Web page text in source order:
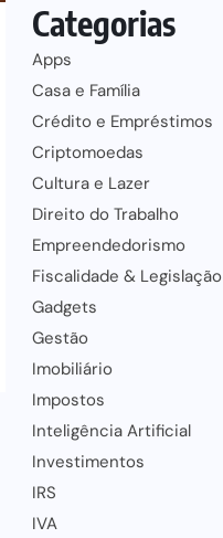
Categorias
Apps
Casa e Família
Crédito e Empréstimos
Criptomoedas
Cultura e Lazer
Direito do Trabalho
Empreendedorismo
Fiscalidade & Legislação
Gadgets
Gestão
Imobiliário
Impostos
Inteligência Artificial
Investimentos
IRS
IVA